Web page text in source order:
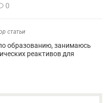
0
статьи
образованию, занимаюсь
реактивов для